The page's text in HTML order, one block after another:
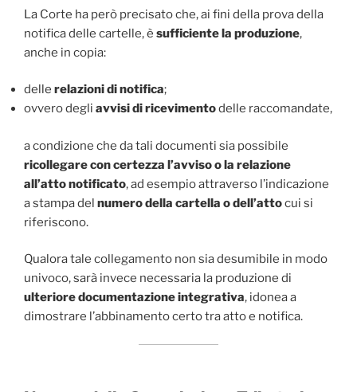
La Corte ha però precisato che, ai fini della prova della
notifica delle cartelle, è sufficiente la produzione,
anche in copia:
delle relazioni di notifica;
ovvero degli avvisi di ricevimentodelle raccomandate,
a condizione che da tali documenti sia possibile
ricollegare con certezza l’avviso o la relazione
all’atto notificato, ad esempio attraverso l’indicazione
a stampa del numero della cartella o dell’attocui si
riferiscono.
Qualora tale collegamento non sia desumibile in modo
univoco, sarà invece necessaria la produzione di
ulteriore documentazione integrativa, idonea a
dimostrare l’abbinamento certo tra atto e notifica.